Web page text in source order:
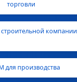
торговли
компании
для производства